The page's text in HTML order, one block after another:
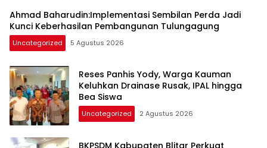
Ahmad Baharudin:Implementasi Sembilan Perda Jadi
Kunci Keberhasilan Pembangunan Tulungagung
Uncategorized 5 Agustus 2026
Reses Panhis Yody, Warga Kauman
Keluhkan Drainase Rusak, IPAL hingga
Bea Siswa
Uncategorized 2 Agustus 2026